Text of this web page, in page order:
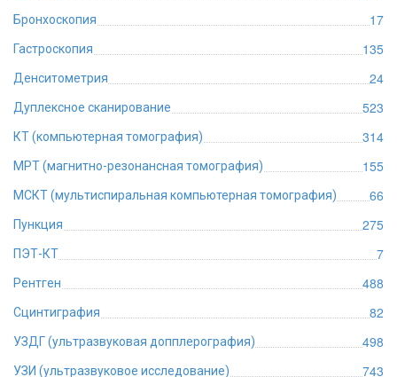
Бронхоскопия 17
Гастроскопия 135
Денситометрия 24
Дуплексное сканирование 523
КТ (компьютерная томография) 314
МРТ (магнитно-резонансная томография) 155
МСКТ (мультиспиральная компьютерная томография) 66
Пункция 275
ПЭТ-КТ 7
Рентген 488
Сцинтиграфия 82
УЗДГ (ультразвуковая допплерография) 498
УЗИ (ультразвуковое исследование) 743